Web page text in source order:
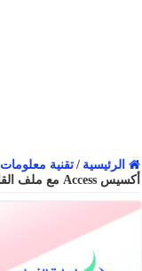
الرئيسية / تقنية معلومات
أكسيس Access مع ملف القاعدة